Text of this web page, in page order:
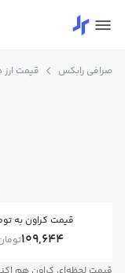
صرافی رابکس قیمت ارز
قیمت کراون به
109,644تومان